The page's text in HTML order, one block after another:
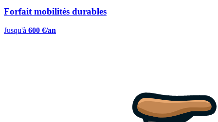
Forfait mobilités durables
Jusqu'à 600 €/an